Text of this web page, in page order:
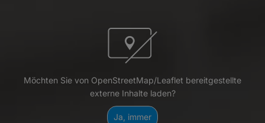
Möchten Sie von OpenStreetMap/Leaflet bereitgestellte
externe Inhalte laden?
Ja, immer